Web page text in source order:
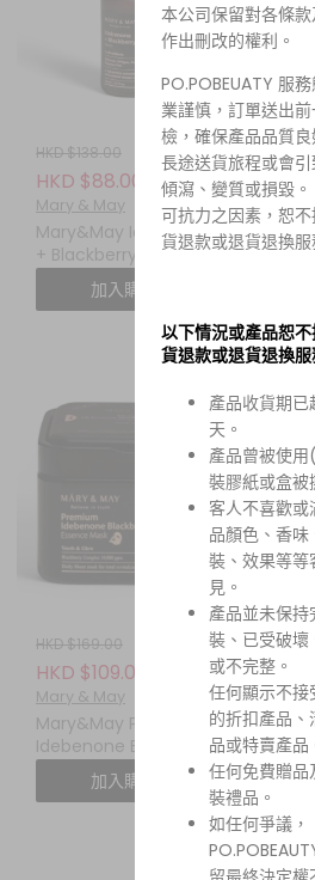
HKD $138.00
HKD $88.00
Mary & May
Mary&May Idebenone
+ Blackberry Complex
Serum 30ML 艾地苯黑莓
抗氧化亮肌精華
加入購物車
HKD $169.00
HKD $109.00
Mary & May
Mary&May Premium
Idebenone Blackberry
Complex Essence
Mask 頂級艾地苯黑莓複
合精華面膜 (一盒 20 片)
加入購物車
本公司保留對各條
作出刪改的權利。
PO.POBEUATY 服
業謹慎，訂單送出
檢，確保產品品質
長途送貨旅程或會
傾瀉、變質或損毀
可抗力之因素，恕
貨退款或退貨退換服
以下情況或產品恕
貨退款或退貨退換服
產品收貨期已
天。
產品曾被使
裝膠紙或盒被
客人不喜歡或
品顏色、香味
裝、效果等等
見。
產品並未保持
裝、已受破壞
或不完整。
任何顯示不接
的折扣產品、
品或特賣產品
任何免費贈品
裝禮品。
如任何爭議，